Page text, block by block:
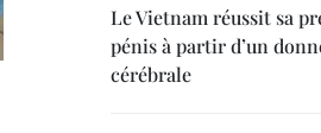
Le Vietnam réussit sa
pénis à partir d’un
cérébrale